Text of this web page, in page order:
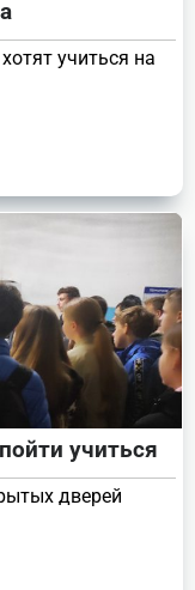
учиться на
учиться
дверей